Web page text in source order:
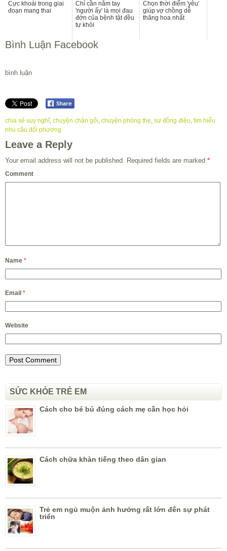
Cực khoái trong giai
đoạn mang thai
Chỉ cần nắm tay
'người ấy' là mọi đau
đớn của bệnh tật đều
tự khỏi
Chọn thời điểm 'yêu'
giúp vợ chồng dễ
thăng hoa nhất
Bình Luận Facebook
bình luận
chia sẻ suy nghĩ, chuyện chăn gối, chuyện phòng the, sự đồng điệu, tìm hiểu
nhu cầu đối phương
Leave a Reply
Your email address will not be published. Required fields are marked *
Comment
Name *
Email *
Website
SỨC KHỎE TRẺ EM
Cách cho bé bú đúng cách mẹ cần học hỏi
Cách chữa khàn tiếng theo dân gian
Trẻ em ngủ muộn ảnh hưởng rất lớn đến sự phát
triển